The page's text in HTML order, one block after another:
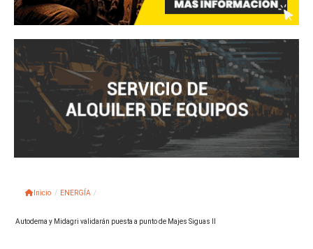
Inicio / ENERGÍA /
Autodema y Midagri validarán puesta a punto de Majes Siguas II